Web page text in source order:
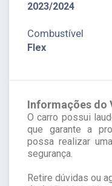
2023/2024
Combustível
Flex
Informações do
O carro possui
que garante a
possa realizar
segurança.
Retire dúvidas ou